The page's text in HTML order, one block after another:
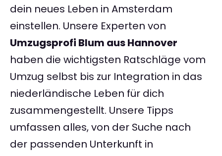
dein neues Leben in Amsterdam
einstellen. Unsere Experten von
Umzugsprofi Blum aus Hannover
haben die wichtigsten Ratschläge vom
Umzug selbst bis zur Integration in das
niederländische Leben für dich
zusammengestellt. Unsere Tipps
umfassen alles, von der Suche nach
der passenden Unterkunft in